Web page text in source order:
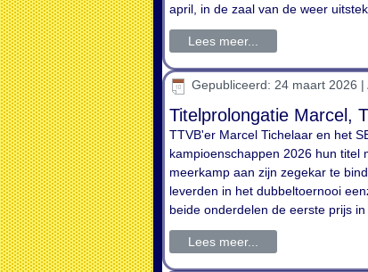
april, in de zaal van de weer
Lees meer...
Gepubliceerd: 24 maart 2026 |
Titelprolongatie Marcel,
TTVB'er Marcel Tichelaar en het
kampioenschappen 2026 hun titel
meerkamp aan zijn zegekar te
leverden in het dubbeltoernooi
beide onderdelen de eerste prijs in
Lees meer...